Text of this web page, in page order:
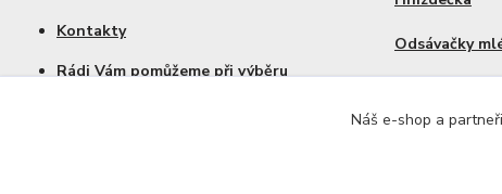
Kontakty
Rádi Vám pomůžeme při výběru
Odsávačky
Náš e-shop a